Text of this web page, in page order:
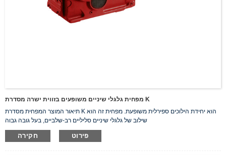
מפחית גלגלי שיניים משופעים בזווית ישרה מסדרת K
תיאור המוצר המפחית מסדרת K הוא יחידת הילוכים ספירלית משופעת. מפחית זה הוא
שילוב של גלגלי שיניים סליליים רב-שלביים, בעל גובה גבוה
חקירה פירוט